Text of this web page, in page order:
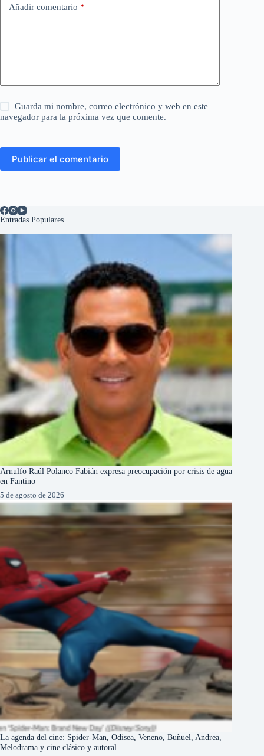
Añadir comentario *
Guarda mi nombre, correo electrónico y web en este
navegador para la próxima vez que comente.
Publicar el comentario
Entradas Populares
Arnulfo Raúl Polanco Fabián expresa preocupación por crisis de agua
en Fantino
5 de agosto de 2026
La agenda del cine: Spider-Man, Odisea, Veneno, Buñuel, Andrea,
Melodrama y cine clásico y autoral